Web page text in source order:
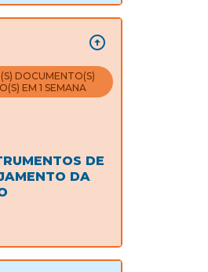
DOCUMENTO(S)
EM 1 SEMANA
DE
DA